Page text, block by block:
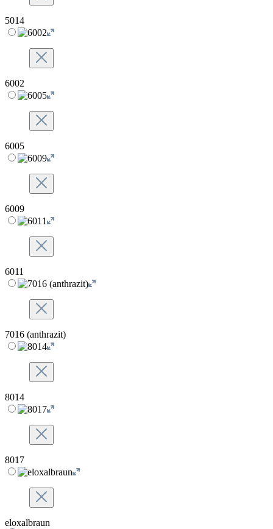
5014
6002
6005
6009
6011
7016 (anthrazit)
8014
8017
eloxalbraun